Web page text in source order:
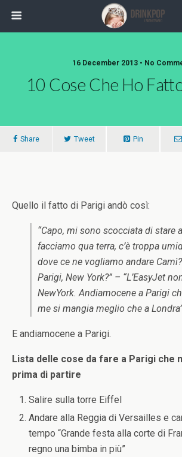
16 December 2013 • No
10 Cose Che Ho
Share Tweet Pin
Quello il fatto di Parigi andò così:
“Capo, mi sono scocciata di stare
facciamo qua terra, c’è troppa
dove ce ne vogliamo andare
Parigi, New York?” – “L’EasyJet
NewYork. Andiamocene a Parigi
me si mangia meglio che a
E andiamocene a Parigi.
Lista delle cose da fare a Parigi che
prima di partire
Salire sulla torre Eiffel
Andare alla Reggia di Versailles e
tempo “Grande festa alla corte di
regno una bimba in più”